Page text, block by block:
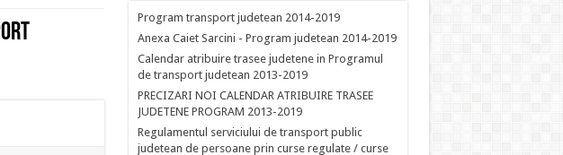
Program transport judetean 2014-2019
Anexa Caiet Sarcini - Program judetean 2014-2019
Calendar atribuire trasee judetene in Programul
de transport judetean 2013-2019
PRECIZARI NOI CALENDAR ATRIBUIRE TRASEE
JUDETENE PROGRAM 2013-2019
Regulamentul serviciului de transport public
judetean de persoane prin curse regulate / curse